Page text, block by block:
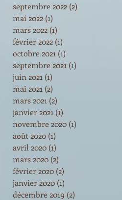
septembre 2022 (2)
mai 2022 (1)
mars 2022 (1)
février 2022 (1)
octobre 2021 (1)
septembre 2021 (1)
juin 2021 (1)
mai 2021 (2)
mars 2021 (2)
janvier 2021 (1)
novembre 2020 (1)
août 2020 (1)
avril 2020 (1)
mars 2020 (2)
février 2020 (2)
janvier 2020 (1)
décembre 2019 (2)